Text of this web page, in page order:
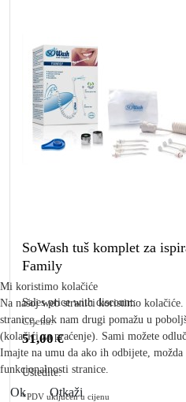
SoWash tuš komplet za
Family
Sales price with discount:
Cijena:
51,00 €
Uštedite:
*PDV uključen u cijenu
Mi koristimo kolačiće
Na našoj web stranici koristimo
stranice, dok nam drugi pomažu u
(kolačići za praćenje). Sami možete
Imajte na umu da ako ih odbijete,
funkcionalnosti stranice.
Ok Otkaži